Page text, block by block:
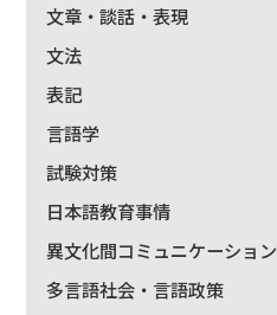
文章・談話・表現
文法
表記
言語学
試験対策
日本語教育事情
異文化間コミュニケーション
多言語社会・言語政策